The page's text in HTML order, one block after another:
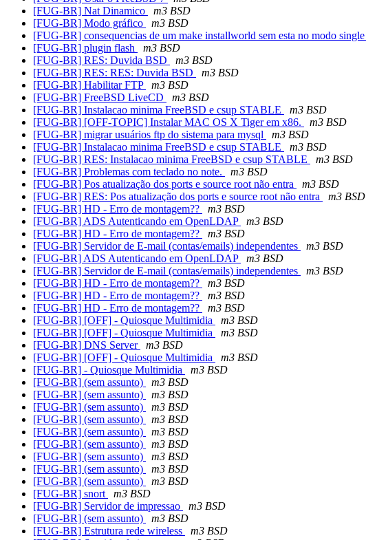
[FUG-BR] Nat Dinamico
m3 BSD
[FUG-BR] Modo gráfico
m3 BSD
[FUG-BR] consequencias de um make installworld sem esta no modo single
[FUG-BR] plugin flash
m3 BSD
[FUG-BR] RES: Duvida BSD
m3 BSD
[FUG-BR] RES: RES: Duvida BSD
m3 BSD
[FUG-BR] Habilitar FTP
m3 BSD
[FUG-BR] FreeBSD LiveCD
m3 BSD
[FUG-BR] Instalacao minima FreeBSD e csup STABLE
m3 BSD
[FUG-BR] [OFF-TOPIC] Instalar MAC OS X Tiger em x86.
m3 BSD
[FUG-BR] migrar usuários ftp do sistema para mysql
m3 BSD
[FUG-BR] Instalacao minima FreeBSD e csup STABLE
m3 BSD
[FUG-BR] RES: Instalacao minima FreeBSD e csup STABLE
m3 BSD
[FUG-BR] Problemas com teclado no note.
m3 BSD
[FUG-BR] Pos atualização dos ports e source root não entra
m3 BSD
[FUG-BR] RES: Pos atualização dos ports e source root não entra
m3 BSD
[FUG-BR] HD - Erro de montagem??
m3 BSD
[FUG-BR] ADS Autenticando em OpenLDAP
m3 BSD
[FUG-BR] HD - Erro de montagem??
m3 BSD
[FUG-BR] Servidor de E-mail (contas/emails) independentes
m3 BSD
[FUG-BR] ADS Autenticando em OpenLDAP
m3 BSD
[FUG-BR] Servidor de E-mail (contas/emails) independentes
m3 BSD
[FUG-BR] HD - Erro de montagem??
m3 BSD
[FUG-BR] HD - Erro de montagem??
m3 BSD
[FUG-BR] HD - Erro de montagem??
m3 BSD
[FUG-BR] [OFF] - Quiosque Multimidia
m3 BSD
[FUG-BR] [OFF] - Quiosque Multimidia
m3 BSD
[FUG-BR] DNS Server
m3 BSD
[FUG-BR] [OFF] - Quiosque Multimidia
m3 BSD
[FUG-BR] - Quiosque Multimidia
m3 BSD
[FUG-BR] (sem assunto)
m3 BSD
[FUG-BR] (sem assunto)
m3 BSD
[FUG-BR] (sem assunto)
m3 BSD
[FUG-BR] (sem assunto)
m3 BSD
[FUG-BR] (sem assunto)
m3 BSD
[FUG-BR] (sem assunto)
m3 BSD
[FUG-BR] (sem assunto)
m3 BSD
[FUG-BR] (sem assunto)
m3 BSD
[FUG-BR] (sem assunto)
m3 BSD
[FUG-BR] snort
m3 BSD
[FUG-BR] Servidor de impressao
m3 BSD
[FUG-BR] (sem assunto)
m3 BSD
[FUG-BR] Estrutura rede wireless
m3 BSD